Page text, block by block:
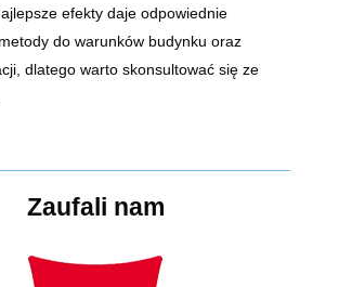
efekty daje odpowiednie
do warunków budynku oraz
dlatego warto skonsultować się ze
Zaufali nam